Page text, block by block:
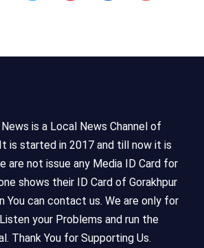
is a Local News Channel of
is started in 2017 and till now it is
are not issue any Media ID Card for
shows their ID Card of Gorakhpur
You can contact us. We are only for
your Problems and run the
Thank You for Supporting Us.